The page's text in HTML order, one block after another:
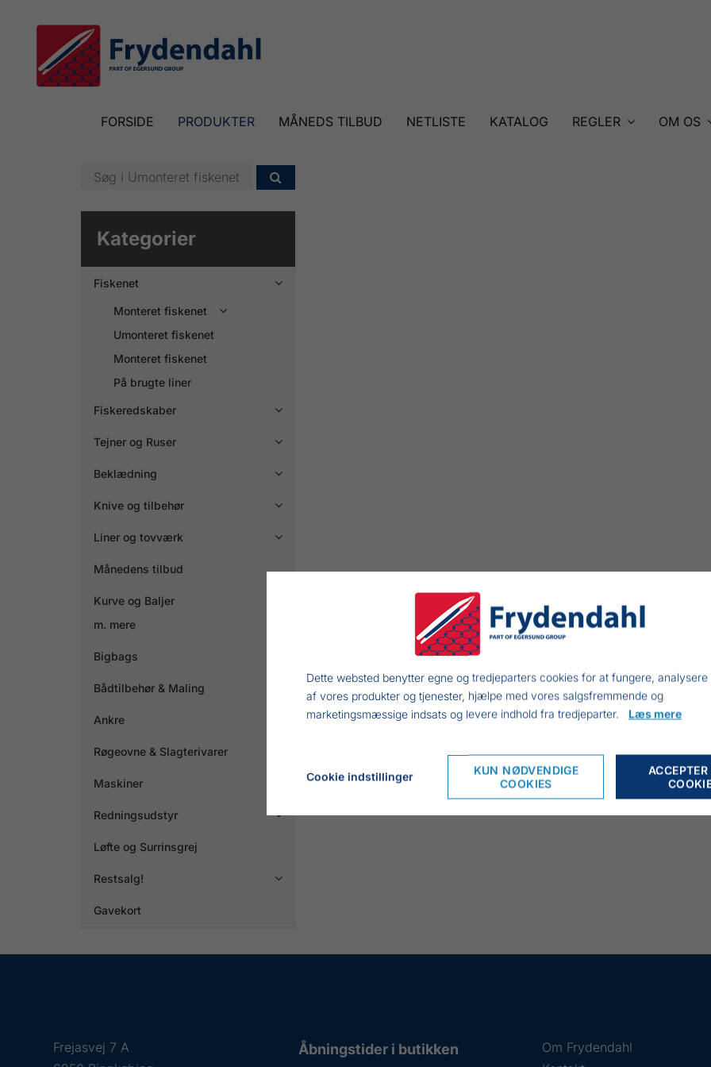
FORSIDE PRODUKTER MÅNEDS TILBUD NETLISTE KATALOG REGLER OM OS

Kategorier
Fiskenet 
Monteret fiskenet

Umonteret fiskenet
Monteret fiskenet
På brugte liner
Fiskeredskaber 
Tejner og Ruser 
Beklædning 
Knive og tilbehør 
Liner og tovværk 
Månedens tilbud
Kurve og Baljer
m. mere
Bigbags
Bådtilbehør & Maling
Ankre
Røgeovne & Slagterivarer
Maskiner
Redningsudstyr 
Løfte og Surrinsgrej
Restsalg! 
Gavekort
Frejasvej 7 A
Åbningstider i butikken
Om Frydendahl
Dette websted benytter egne og tredjeparters cookies for at fungere, analysere
af vores produkter og tjenester, hjælpe med vores salgsfremmende og
marketingsmæssige indsats og levere indhold fra tredjeparter. Læs mere
Cookie indstillinger
KUN NØDVENDIGE
COOKIES